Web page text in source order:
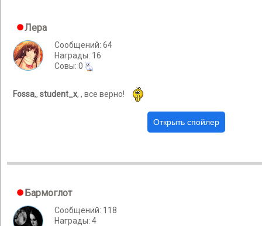
Лера
Сообщений: 64
Награды: 16
Cовы: 0
Fossa,, student_x, , все верно!
Бармоглот
Сообщений: 118
Награды: 4